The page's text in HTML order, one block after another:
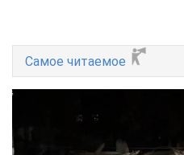
Самое читаемое